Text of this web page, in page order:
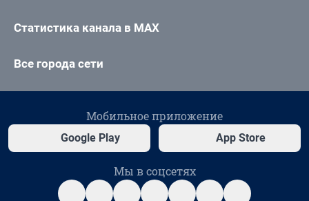
Статистика канала в MAX
Все города сети
Мобильное приложение
Google Play App Store
Мы в соцсетях